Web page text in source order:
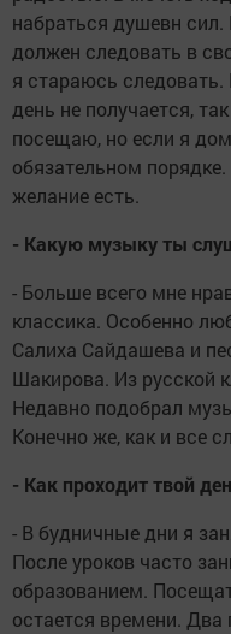
набраться душевн сил.
должен следовать в
я стараюсь
день не получается,
посещаю, но если я
обязательном
желание есть.
- Какую музыку ты
- Больше всего мне
классика. Особенно
Салиха Сайдашева и
Шакирова. Из русской
Недавно подобрал
Конечно же, как и все
- Как проходит твой
- В будничные дни я
После уроков часто
образованием.
остается времени.